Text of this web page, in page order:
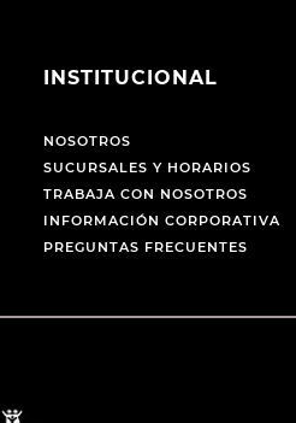
INSTITUCIONAL
NOSOTROS
SUCURSALES Y HORARIOS
TRABAJA CON NOSOTROS
INFORMACIÓN CORPORATIVA
PREGUNTAS FRECUENTES